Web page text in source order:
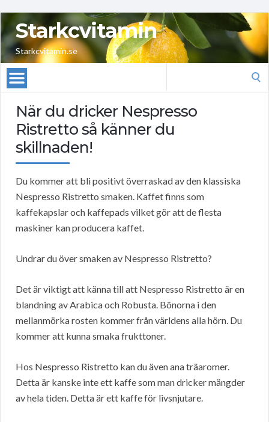
Starkcvitamin
Starkcvitamin.se
När du dricker Nespresso
Ristretto så känner du
skillnaden!
Du kommer att bli positivt överraskad av den klassiska
Nespresso Ristretto smaken. Kaffet finns som
kaffekapslar och kaffepads vilket gör att de flesta
maskiner kan producera kaffet.
Undrar du över smaken av Nespresso Ristretto?
Det är viktigt att känna till att Nespresso Ristretto är en
blandning av Arabica och Robusta. Bönorna i den
mellanmörka rosten kommer från världens alla hörn. Du
kommer att kunna smaka frukttoner.
Hos Nespresso Ristretto kan du även ana träaromer.
Detta är kanske inte ett kaffe som man dricker mängder
av hela tiden. Detta är ett kaffe för livsnjutare.